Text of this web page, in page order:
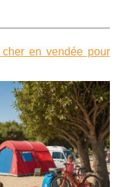
en vendée pour